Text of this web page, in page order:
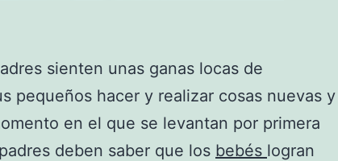
sienten unas ganas locas de
pequeños hacer y realizar cosas nuevas y
en el que se levantan por primera
deben saber que los bebés logran